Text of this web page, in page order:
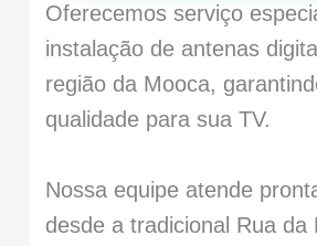
Oferecemos serviço
instalação de antenas
região da Mooca,
qualidade para sua TV.
Nossa equipe atende
desde a tradicional Rua da